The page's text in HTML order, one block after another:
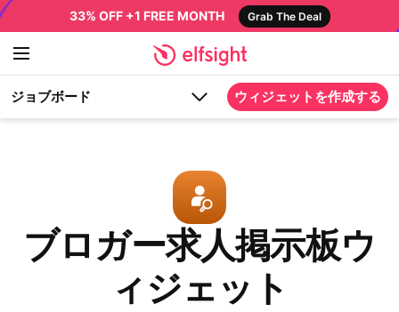
33% OFF +1 FREE MONTH Grab The Deal
ジョブボード ウィジェットを作成する
ブロガー求人掲示板ウ
ィジェット